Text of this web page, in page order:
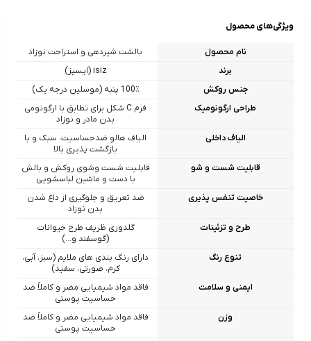
ویژگی‌های محصول
نام محصول
بالشت شیردهی و استراحت نوزاد
برند
isiz (ایسیز)
جنس روکش
100٪ پنبه (موسلین درجه یک)
طراحی ارگونومیک
فرم C شکل برای تطابق با ارگونومی
بدن مادر و نوزاد
الیاف داخلی
الیاف هالو ضدحساسیت، سبک و با
بازگشت‌ پذیری بالا
قابلیت شست‌ و شو
قابلیت شست‌ وشوی روکش و بالش
با دست و ماشین لباسشویی
خاصیت تنفس پذیری
ضد تعریق و جلوگیری از داغ شدن
بدن نوزاد
طرح و تزئینات
گلدوزی ظریف طرح حیوانات
(گوسفند و…)
تنوع رنگ
دارای رنگ‌ بندی‌ های ملایم (سبز، آبی،
کرم، صورتی، سفید)
ایمنی و سلامت
فاقد مواد شیمیایی مضر و کاملاً ضد
حساسیت پوستی
وزن
فاقد مواد شیمیایی مضر و کاملاً ضد
حساسیت پوستی